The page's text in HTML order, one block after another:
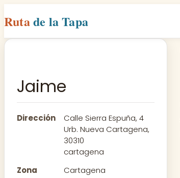
Rutade la Tapa
Jaime
Dirección
Calle Sierra Espuña, 4
Urb. Nueva Cartagena,
30310
cartagena
Zona
Cartagena